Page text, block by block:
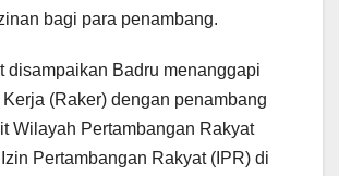
bagi para penambang.
disampaikan Badru menanggapi
(Raker) dengan penambang
Wilayah Pertambangan Rakyat
Pertambangan Rakyat (IPR) di